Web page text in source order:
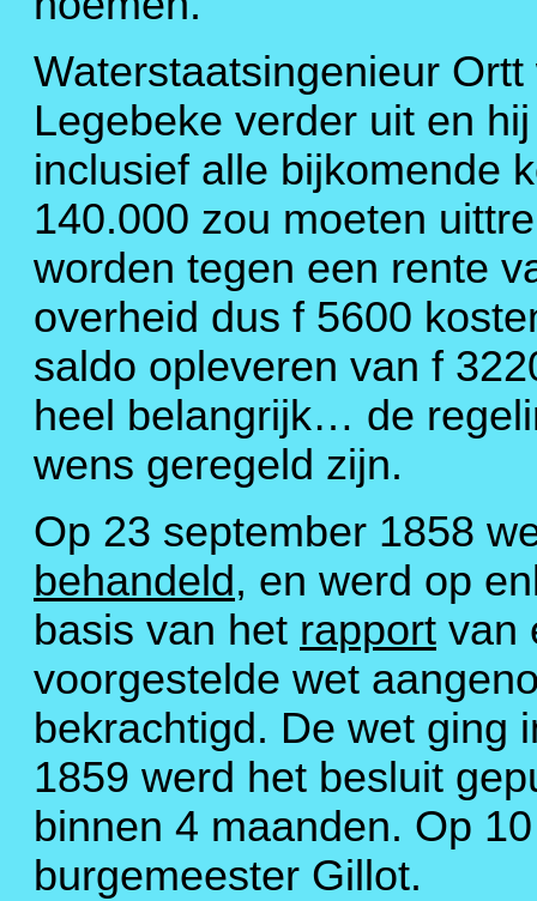
Waterstaatsingenieur
Legebeke verder uit en
inclusief alle bijkomende
140.000 zou moeten
worden tegen een rente
overheid dus f 5600
saldo opleveren van f
heel belangrijk… de
wens geregeld zijn.
Op 23 september 1858
behandeld, en werd op
basis van het rapport van
voorgestelde wet
bekrachtigd. De wet ging
1859 werd het besluit
binnen 4 maanden. Op
burgemeester Gillot.